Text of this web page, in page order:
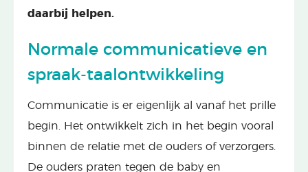
daarbij helpen.
Normale communicatieve en
spraak-taalontwikkeling
Communicatie is er eigenlijk al vanaf het prille
begin. Het ontwikkelt zich in het begin vooral
binnen de relatie met de ouders of verzorgers.
De ouders praten tegen de baby en